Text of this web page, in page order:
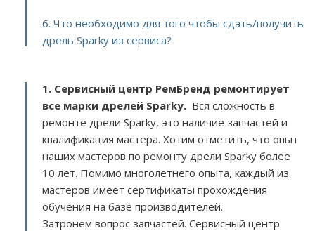
6. Что необходимо для того чтобы сдать/получить
дрель Sparky из сервиса?
1. Сервисный центр РемБренд ремонтирует
все марки дрелей Sparky. Вся сложность в
ремонте дрели Sparky, это наличие запчастей и
квалификация мастера. Хотим отметить, что опыт
наших мастеров по ремонту дрели Sparky более
10 лет. Помимо многолетнего опыта, каждый из
мастеров имеет сертификаты прохождения
обучения на базе производителей.
Затронем вопрос запчастей. Сервисный центр